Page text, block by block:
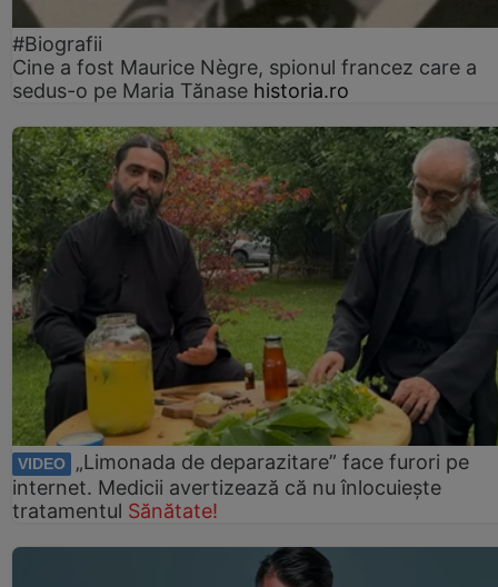
#Biografii
Cine a fost Maurice Nègre, spionul francez care a
sedus-o pe Maria Tănase historia.ro
VIDEO
„Limonada de deparazitare” face furori pe
internet. Medicii avertizează că nu înlocuiește
tratamentul Sănătate!